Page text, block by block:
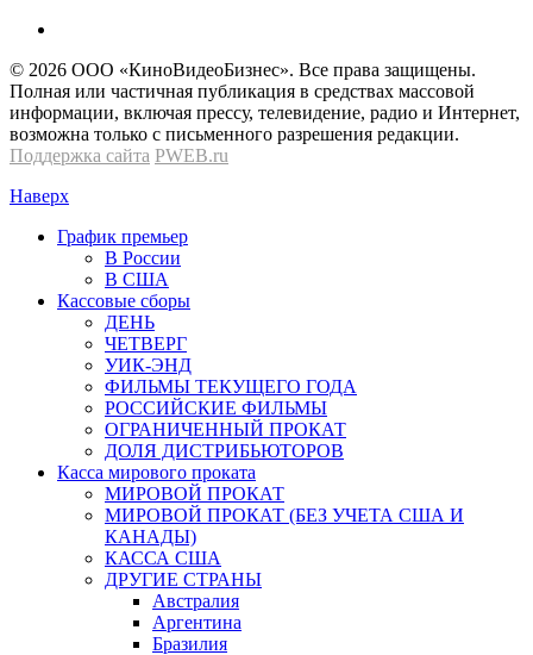
© 2026 OOО «КиноВидеоБизнес». Все права защищены.
Полная или частичная публикация в средствах массовой
информации, включая прессу, телевидение, радио и Интернет,
возможна только с письменного разрешения редакции.
Поддержка сайта PWEB.ru
Наверх
График премьер
В России
В США
Кассовые сборы
ДЕНЬ
ЧЕТВЕРГ
УИК-ЭНД
ФИЛЬМЫ ТЕКУЩЕГО ГОДА
РОССИЙСКИЕ ФИЛЬМЫ
ОГРАНИЧЕННЫЙ ПРОКАТ
ДОЛЯ ДИСТРИБЬЮТОРОВ
Касса мирового проката
МИРОВОЙ ПРОКАТ
МИРОВОЙ ПРОКАТ (БЕЗ УЧЕТА США И
КАНАДЫ)
КАССА США
ДРУГИЕ СТРАНЫ
Австралия
Аргентина
Бразилия